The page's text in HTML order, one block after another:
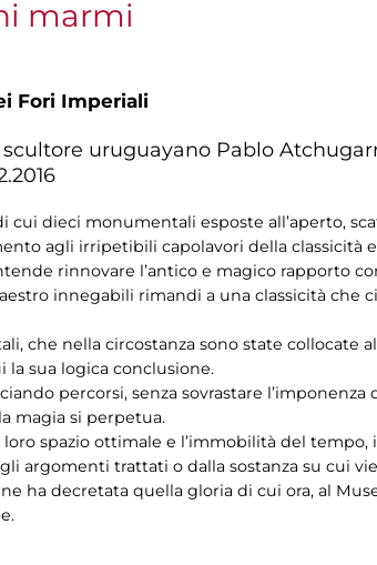
marmi
Fori Imperiali
uruguayano Pablo
cui dieci monumentali esposte all’aperto,
agli irripetibili capolavori della classicità
rinnovare l’antico e magico rapporto
innegabili rimandi a una classicità che
che nella circostanza sono state collocate
sua logica conclusione.
percorsi, senza sovrastare
magia si perpetua.
spazio ottimale e l’immobilità del
argomenti trattati o dalla sostanza su cui
ha decretata quella gloria di cui ora, al